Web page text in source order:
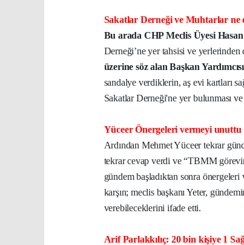
Sakatlar Derneği ve Muhtarlar ne
Bu arada CHP Meclis Üyesi
Derneği’ne yer tahsisi ve
üzerine söz alan Başkan
sandalye verdiklerin, aş evi kartları
Sakatlar Derneği'ne yer bulunması
Yüceer Önergeleri vermeyi unuttu
Ardından Mehmet Yüceer tekrar
tekrar cevap verdi ve “TBMM
gündem başladıktan sonra
karşın; meclis başkanı Yeter,
verebileceklerini ifade etti.
Arif Parlakkılıç: 20 bin kişiye 1